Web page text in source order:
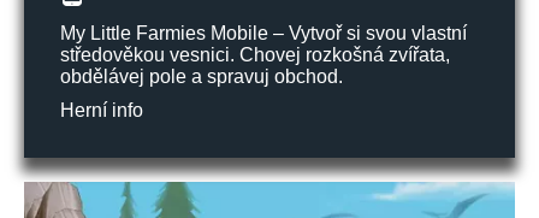
My Little Farmies Mobile – Vytvoř si svou vlastní
středověkou vesnici. Chovej rozkošná zvířata,
obdělávej pole a spravuj obchod.
Herní info